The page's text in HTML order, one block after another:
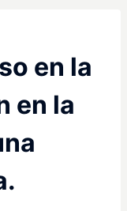
en la
en la